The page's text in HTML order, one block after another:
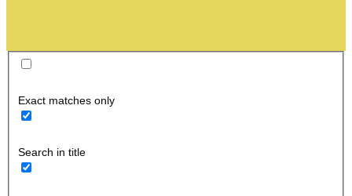
Exact matches only
Search in title